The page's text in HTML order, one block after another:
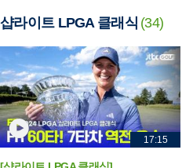
샵라이트 LPGA 클래식 (34)
17:15